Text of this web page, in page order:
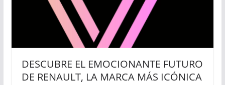
DESCUBRE EL EMOCIONANTE FUTURO
DE RENAULT, LA MARCA MÁS ICÓNICA